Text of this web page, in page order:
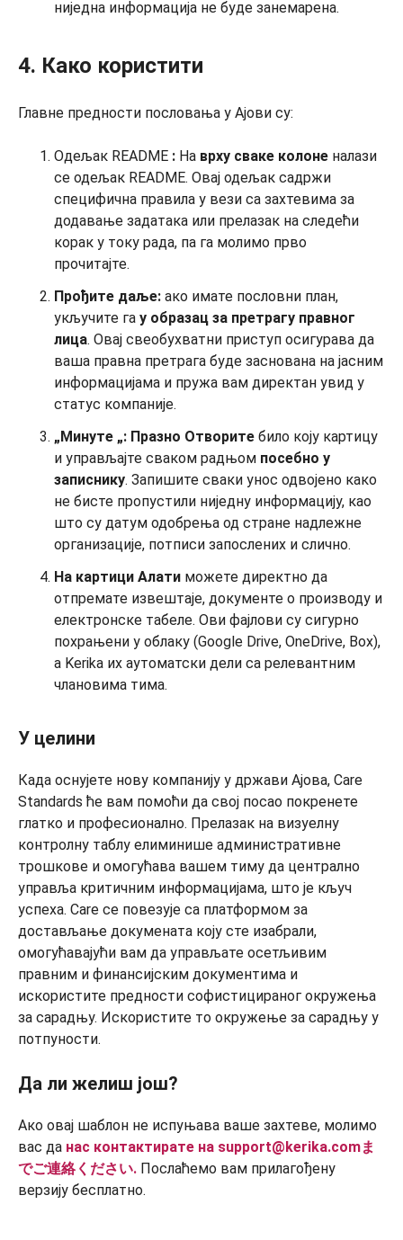
ниједна информација не буде занемарена.
4. Како користити
Главне предности пословања у Ајови су:
Одељак README : На врху сваке колоне налази
се одељак README. Овај одељак садржи
специфична правила у вези са захтевима за
додавање задатака или прелазак на следећи
корак у току рада, па га молимо прво
прочитајте.
Прођите даље: ако имате пословни план,
укључите га у образац за претрагу правног
лица. Овај свеобухватни приступ осигурава да
ваша правна претрага буде заснована на јасним
информацијама и пружа вам директан увид у
статус компаније.
„Минуте „: Празно Отворите било коју картицу
и управљајте сваком радњом посебно у
записнику. Запишите сваки унос одвојено како
не бисте пропустили ниједну информацију, као
што су датум одобрења од стране надлежне
организације, потписи запослених и слично.
На картици Алати можете директно да
отпремате извештаје, документе о производу и
електронске табеле. Ови фајлови су сигурно
похрањени у облаку (Google Drive, OneDrive, Box),
а Kerika их аутоматски дели са релевантним
члановима тима.
У целини
Када оснујете нову компанију у држави Ајова, Care
Standards ће вам помоћи да свој посао покренете
глатко и професионално. Прелазак на визуелну
контролну таблу елиминише административне
трошкове и омогућава вашем тиму да централно
управља критичним информацијама, што је кључ
успеха. Care се повезује са платформом за
достављање докумената коју сте изабрали,
омогућавајући вам да управљате осетљивим
правним и финансијским документима и
искористите предности софистицираног окружења
за сарадњу. Искористите то окружење за сарадњу у
потпуности.
Да ли желиш још?
Ако овај шаблон не испуњава ваше захтеве, молимо
вас да нас контактирате на support@kerika.comま
でご連絡ください. Послаћемо вам прилагођену
верзију бесплатно.